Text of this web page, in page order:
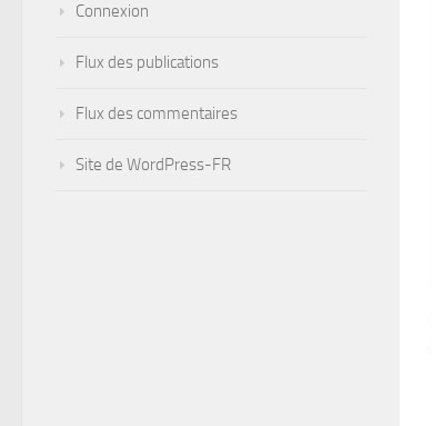
Connexion
Flux des publications
Flux des commentaires
Site de WordPress-FR